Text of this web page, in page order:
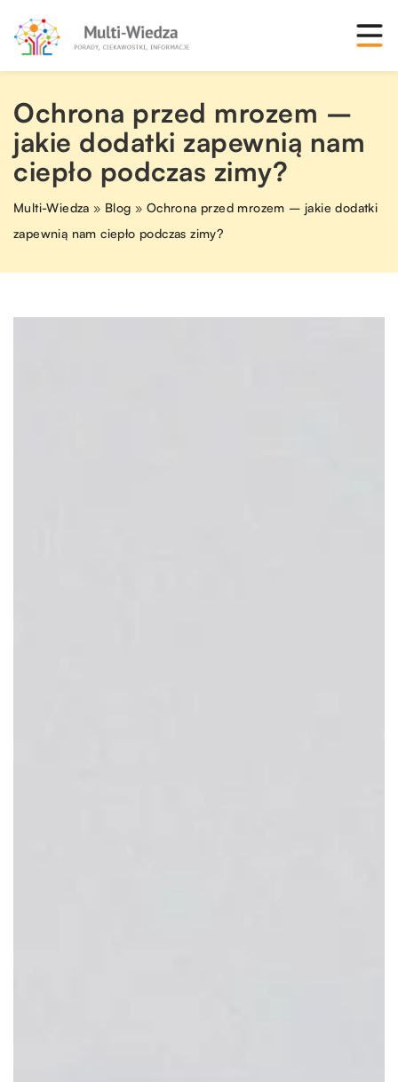
Ochrona przed mrozem –
jakie dodatki zapewnią nam
ciepło podczas zimy?
Multi-Wiedza » Blog » Ochrona przed mrozem – jakie dodatki
zapewnią nam ciepło podczas zimy?